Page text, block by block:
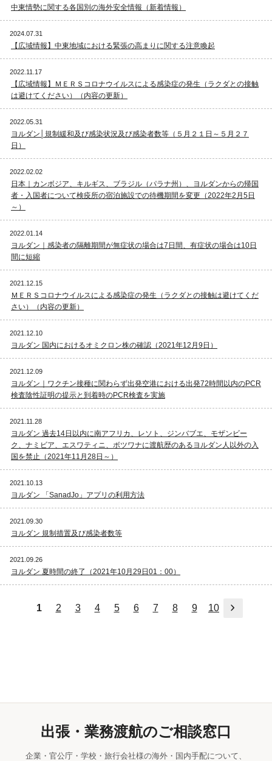
中東情勢に関する各国別の海外安全情報（新着情報）
2024.07.31
【広域情報】中東地域における緊張の高まりに関する注意喚起
2022.11.17
【広域情報】ＭＥＲＳコロナウイルスによる感染症の発生（ラクダとの接触
は避けてください）（内容の更新）
2022.05.31
ヨルダン│規制緩和及び感染状況及び感染者数等（５月２１日～５月２７
日）
2022.02.02
日本｜カンボジア、キルギス、ブラジル（パラナ州）、ヨルダンからの帰国
者・入国者について検疫所の宿泊施設での待機期間を変更（2022年2月5日
～）
2022.01.14
ヨルダン｜感染者の隔離期間が無症状の場合は7日間、有症状の場合は10日
間に短縮
2021.12.15
ＭＥＲＳコロナウイルスによる感染症の発生（ラクダとの接触は避けてくだ
さい）（内容の更新）
2021.12.10
ヨルダン 国内におけるオミクロン株の確認（2021年12月9日）
2021.12.09
ヨルダン｜ワクチン接種に関わらず出発空港における出発72時間以内のPCR
検査陰性証明の提示と到着時のPCR検査を実施
2021.11.28
ヨルダン 過去14日以内に南アフリカ、レソト、ジンバブエ、モザンビー
ク、ナミビア、エスワティニ、ボツワナに渡航歴のあるヨルダン人以外の入
国を禁止（2021年11月28日～）
2021.10.13
ヨルダン 「SanadJo」アプリの利用方法
2021.09.30
ヨルダン 規制措置及び感染者数等
2021.09.26
ヨルダン 夏時間の終了（2021年10月29日01：00）
1 2 3 4 5 6 7 8 9 10
出張・業務渡航のご相談窓口
企業・官公庁・学校・旅行会社様の海外・国内手配について、